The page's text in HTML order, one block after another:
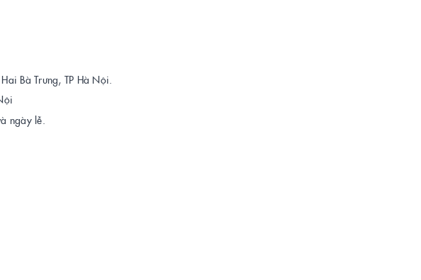
Bà Trưng, TP Hà Nội.
ngày lễ.